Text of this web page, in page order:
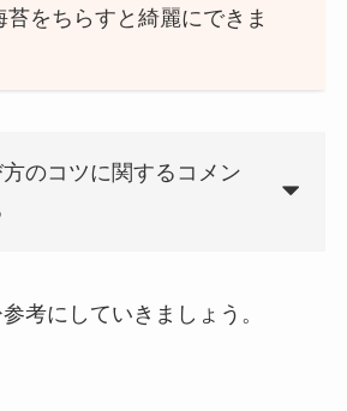
苔をちらすと綺麗にできま
のコツに関するコメン
考にしていきましょう。